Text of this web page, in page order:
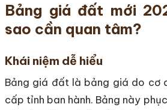
Bảng giá đất mới
sao cần quan tâm?
Khái niệm dễ hiểu
Bảng giá đất là bảng giá do cơ
cấp tỉnh ban hành. Bảng này